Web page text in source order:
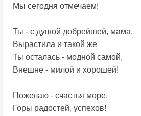
Мы сегодня отмечаем!
Ты - с душой добрейшей, мама,
Вырастила и такой же
Ты осталась - модной самой,
Внешне - милой и хорошей!
Пожелаю - счастья море,
Горы радостей, успехов!